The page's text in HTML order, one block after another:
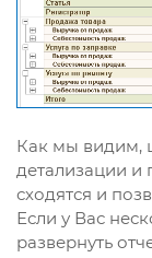
Как мы видим,
детализации и
сходятся и
Если у Вас
развернуть